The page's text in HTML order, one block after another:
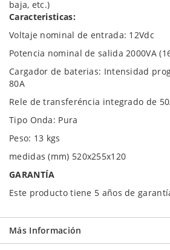
baja, etc.)
Caracteristicas:
Voltaje nominal de entrada: 12Vdc
Potencia nominal de salida 2000VA
Cargador de baterias: Intensidad
80A
Rele de transferéncia integrado de
Tipo Onda: Pura
Peso: 13 kgs
medidas (mm) 520x255x120
GARANTÍA
Este producto tiene 5 años de
Más Información